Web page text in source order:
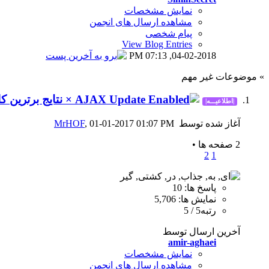
نمایش مشخصات
مشاهده ارسال های انجمن
پیام شخصی
View Blog Entries
04-02-2018,
07:13 PM
» موضوعات غیر مهم
|اطلاعیـــه| × نتایج برترین
آغاز شده توسط MrHOF, 01-01-2017 01:07 PM
2 صفحه ها
•
1
2
پاسخ ها: 10
نمایش ها: 5,706
رتبه5 / 5
آخرین ارسال توسط
amir-aghaei
نمایش مشخصات
مشاهده ارسال های انجمن